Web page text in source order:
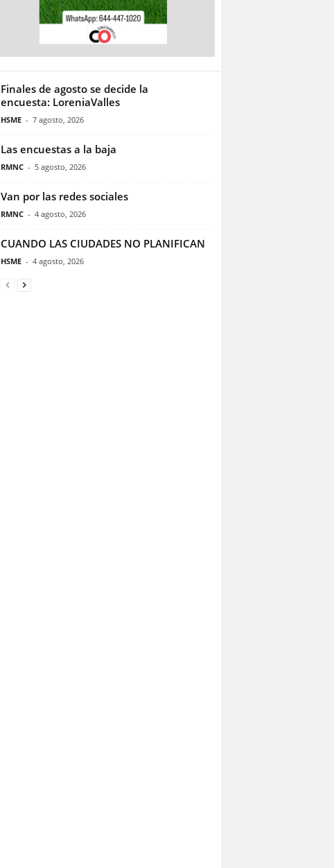
Finales de agosto se decide la
encuesta: LoreniaValles
HSME - 7 agosto, 2026
Las encuestas a la baja
RMNC - 5 agosto, 2026
Van por las redes sociales
RMNC - 4 agosto, 2026
CUANDO LAS CIUDADES NO PLANIFICAN
HSME - 4 agosto, 2026